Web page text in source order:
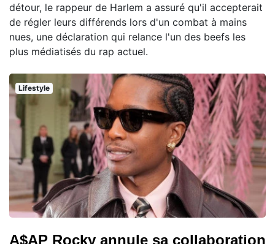
détour, le rappeur de Harlem a assuré qu'il accepterait
de régler leurs différends lors d'un combat à mains
nues, une déclaration qui relance l'un des beefs les
plus médiatisés du rap actuel.
Lifestyle
A$AP Rocky annule sa collaboration